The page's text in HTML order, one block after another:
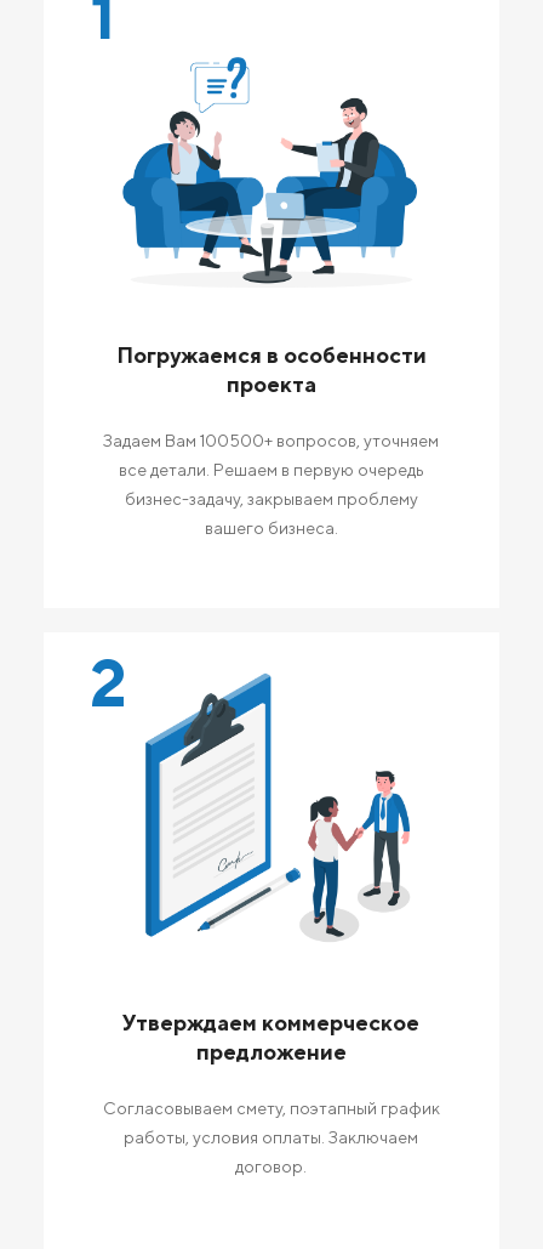
1
Погружаемся в особенности
проекта
Задаем Вам 100500+ вопросов, уточняем
все детали. Решаем в первую очередь
бизнес-задачу, закрываем проблему
вашего бизнеса.
2
Утверждаем коммерческое
предложение
Согласовываем смету, поэтапный график
работы, условия оплаты. Заключаем
договор.